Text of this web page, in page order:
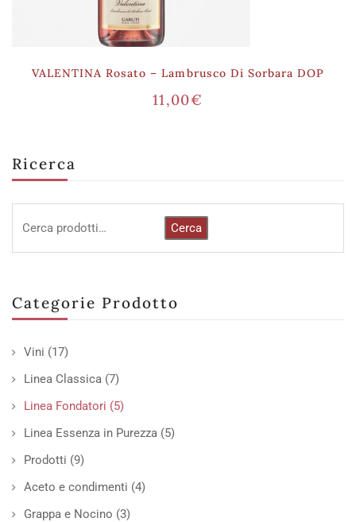
Ricerca
Cerca
Categorie Prodotto
Vini (17)
Linea Classica (7)
Linea Fondatori (5)
Linea Essenza in Purezza (5)
Prodotti (9)
Aceto e condimenti (4)
Grappa e Nocino (3)
VALENTINA Rosato – Lambrusco Di Sorbara DOP
11,00€